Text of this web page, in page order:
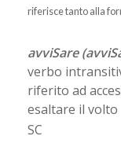
riferisce tanto alla
avviSare
verbo
riferito ad
esaltare il volto
SC